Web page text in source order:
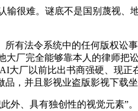
难。谜底不是国别蔑视、
法令系统中的任何版权讼事
厂完全能够靠本人的律师
大厂以前比出书商强硬、现
，并且影视业盗版影视下载
、具有独创性的视觉元素”